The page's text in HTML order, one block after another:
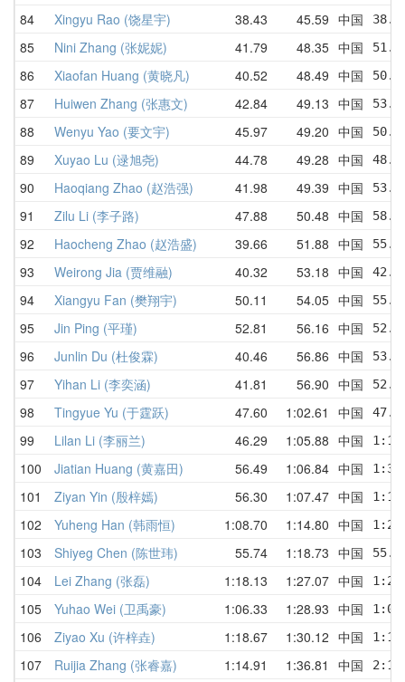
84 Xingyu Rao (饶星宇) 38.43 45.59 中国
85 Nini Zhang (张妮妮) 41.79 48.35 中国
86 Xiaofan Huang (黄晓凡) 40.52 48.49 中国
87 Huiwen Zhang (张惠文) 42.84 49.13 中国
88 Wenyu Yao (要文宇) 45.97 49.20 中国
89 Xuyao Lu (逯旭尧) 44.78 49.28 中国
90 Haoqiang Zhao (赵浩强) 41.98 49.39 中国
91 Zilu Li (李子路) 47.88 50.48 中国
92 Haocheng Zhao (赵浩盛) 39.66 51.88 中国
93 Weirong Jia (贾维融) 40.32 53.18 中国
94 Xiangyu Fan (樊翔宇) 50.11 54.05 中国
95 Jin Ping (平瑾) 52.81 56.16 中国
96 Junlin Du (杜俊霖) 40.46 56.86 中国
97 Yihan Li (李奕涵) 41.81 56.90 中国
98 Tingyue Yu (于霆跃) 47.60 1:02.61 中国
99 Lilan Li (李丽兰) 46.29 1:05.88 中国
100 Jiatian Huang (黄嘉田) 56.49 1:06.84 中国
101 Ziyan Yin (殷梓嫣) 56.30 1:07.47 中国
102 Yuheng Han (韩雨恒) 1:08.70 1:14.80 中国
103 Shiyeg Chen (陈世玮) 55.74 1:18.73 中国
104 Lei Zhang (张磊) 1:18.13 1:27.07 中国
105 Yuhao Wei (卫禹豪) 1:06.33 1:28.93 中国
106 Ziyao Xu (许梓垚) 1:18.67 1:30.12 中国
107 Ruijia Zhang (张睿嘉) 1:14.91 1:36.81 中国